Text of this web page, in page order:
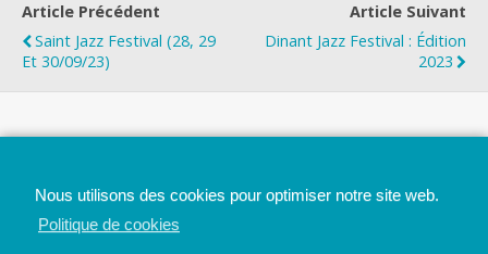
Article Précédent
Saint Jazz Festival (28, 29
Et 30/09/23)
Article Suivant
Dinant Jazz Festival : Édition
2023
Nous utilisons des cookies pour optimiser notre site web.
Politique de cookies